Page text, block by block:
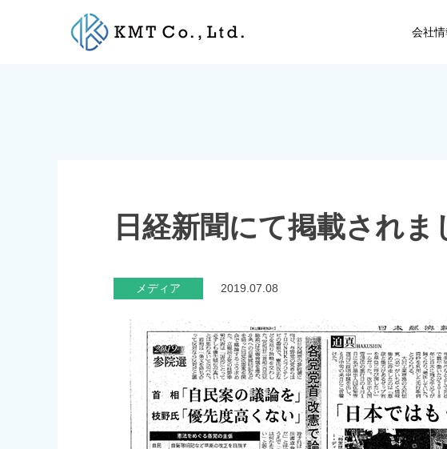
会社情
日経新聞にて掲載されま
メディア 2019.07.08